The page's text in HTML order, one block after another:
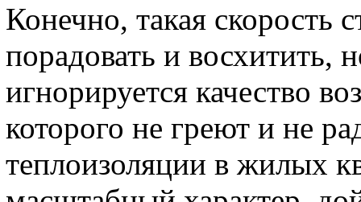
Конечно, такая скорость
порадовать и восхитить,
игнорируется качество
которого не греют и не
теплоизоляции в жилых